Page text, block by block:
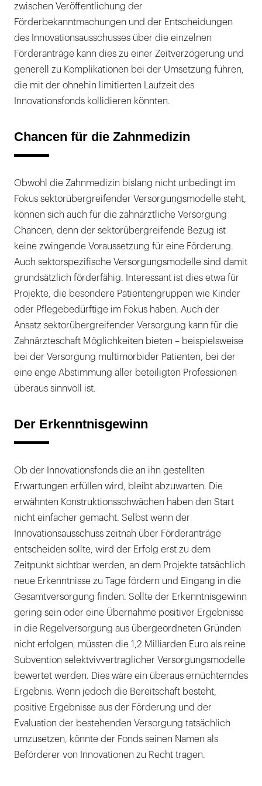
zwischen Veröffentlichung der
Förderbekanntmachungen und der Entscheidungen
des Innovationsausschusses über die einzelnen
Förderanträge kann dies zu einer Zeitverzögerung und
generell zu Komplikationen bei der Umsetzung führen,
die mit der ohnehin limitierten Laufzeit des
Innovationsfonds kollidieren könnten.
Chancen für die Zahnmedizin
Obwohl die Zahnmedizin bislang nicht unbedingt im
Fokus sektorübergreifender Versorgungsmodelle steht,
können sich auch für die zahnärztliche Versorgung
Chancen, denn der sektorübergreifende Bezug ist
keine zwingende Voraussetzung für eine Förderung.
Auch sektorspezifische Versorgungsmodelle sind damit
grundsätzlich förderfähig. Interessant ist dies etwa für
Projekte, die besondere Patientengruppen wie Kinder
oder Pflegebedürftige im Fokus haben. Auch der
Ansatz sektorübergreifender Versorgung kann für die
Zahnärzteschaft Möglichkeiten bieten – beispielsweise
bei der Versorgung multimorbider Patienten, bei der
eine enge Abstimmung aller beteiligten Professionen
überaus sinnvoll ist.
Der Erkenntnisgewinn
Ob der Innovationsfonds die an ihn gestellten
Erwartungen erfüllen wird, bleibt abzuwarten. Die
erwähnten Konstruktionsschwächen haben den Start
nicht einfacher gemacht. Selbst wenn der
Innovationsausschuss zeitnah über Förderanträge
entscheiden sollte, wird der Erfolg erst zu dem
Zeitpunkt sichtbar werden, an dem Projekte tatsächlich
neue Erkenntnisse zu Tage fördern und Eingang in die
Gesamtversorgung finden. Sollte der Erkenntnisgewinn
gering sein oder eine Übernahme positiver Ergebnisse
in die Regelversorgung aus übergeordneten Gründen
nicht erfolgen, müssten die 1,2 Milliarden Euro als reine
Subvention selektvivvertraglicher Versorgungsmodelle
bewertet werden. Dies wäre ein überaus ernüchterndes
Ergebnis. Wenn jedoch die Bereitschaft besteht,
positive Ergebnisse aus der Förderung und der
Evaluation der bestehenden Versorgung tatsächlich
umzusetzen, könnte der Fonds seinen Namen als
Beförderer von Innovationen zu Recht tragen.